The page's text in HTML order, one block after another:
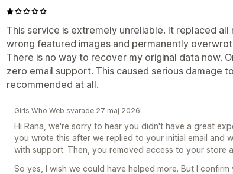
This service is extremely unreliable. It replaced all
wrong featured images and permanently
There is no way to recover my original data now.
zero email support. This caused serious damage
recommended at all.
Girls Who Web svarade 27 maj 2026
Hi Rana, we're sorry to hear you didn't have a great
you wrote this after we replied to your initial email and
with support. Then, you removed access to your store
So yes, I wish we could have helped more. But I